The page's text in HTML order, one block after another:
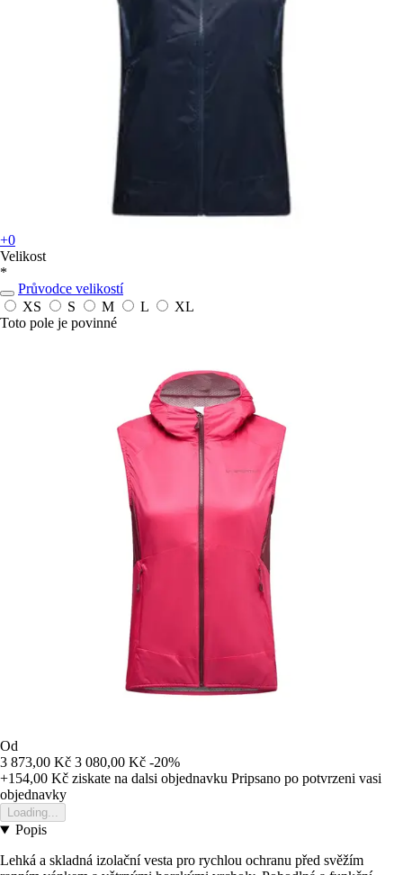
+0
Velikost
*
Průvodce velikostí
XS
S M L
XL
Toto pole je povinné
Od
3 873,00 Kč 3 080,00 Kč -20%
+154,00 Kč ziskate na dalsi objednavku Pripsano po potvrzeni vasi
objednavky
Loading...
Popis
Lehká a skladná izolační vesta pro rychlou ochranu před svěžím